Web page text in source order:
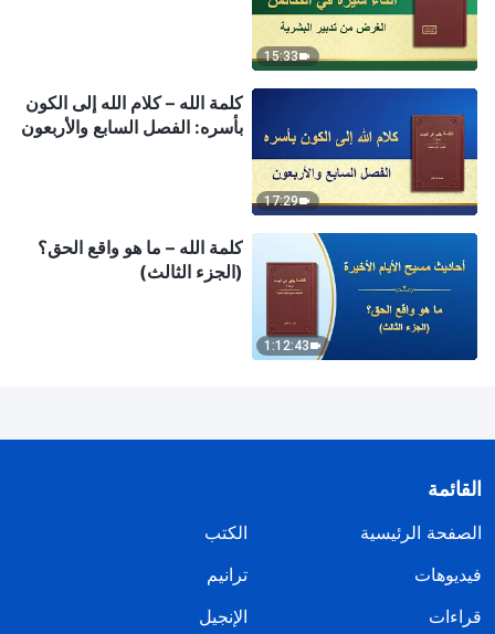
15:33
17:29
كلمة الله – كلام الله إلى الكون
بأسره: الفصل السابع والأربعون
1:12:43
كلمة الله – ما هو واقع الحق؟
(الجزء الثالث)
القائمة
الصفحة الرئيسية
الكتب
فيديوهات
ترانيم
قراءات
الإنجيل